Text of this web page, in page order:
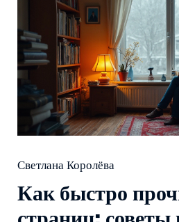
Светлана Королёва
Как быстро